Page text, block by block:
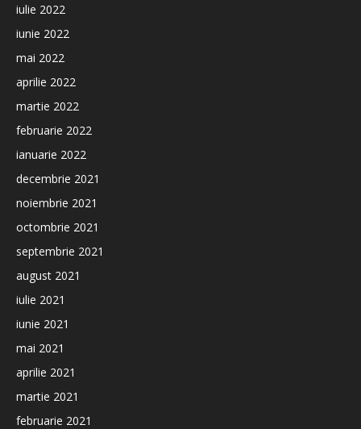
iulie 2022
iunie 2022
mai 2022
aprilie 2022
martie 2022
februarie 2022
ianuarie 2022
decembrie 2021
noiembrie 2021
octombrie 2021
septembrie 2021
august 2021
iulie 2021
iunie 2021
mai 2021
aprilie 2021
martie 2021
februarie 2021